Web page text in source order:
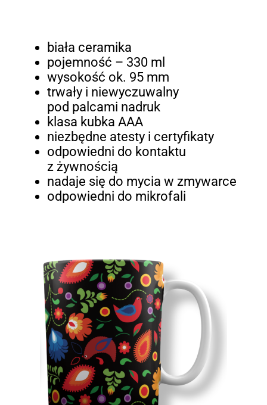
biała ceramika
pojemność – 330 ml
wysokość ok. 95 mm
trwały i niewyczuwalny
pod palcami nadruk
klasa kubka AAA
niezbędne atesty i certyfikaty
odpowiedni do kontaktu
z żywnością
nadaje się do mycia w zmywarce
odpowiedni do mikrofali